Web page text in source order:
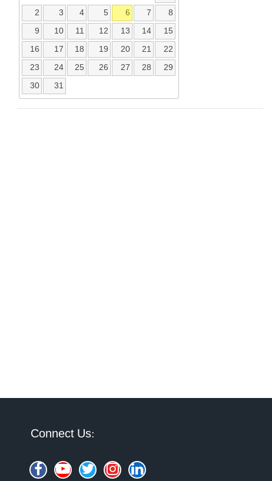
2
3 4 5 6 7
8
9
10 11 12 13 14
15
16
17 18 19 20 21
22
23
24 25 26 27 28
29
30
31
Connect Us: